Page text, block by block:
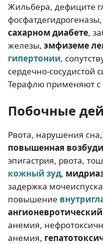
Жильбера, дефиците
сахарном диабете,
железы, эмфиземе
гипертонии,
сердечно-сосудистой
Терафлю применяют с
Побочные
Рвота, нарушения сна,
повышенная
эпигастрия, рвота,
кожный зуд,
задержка
повышение
анемия,
анемия,